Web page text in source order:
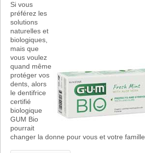
Si vous
préférez les
solutions
naturelles et
biologiques,
mais que
vous voulez
quand même
protéger vos
dents, alors
le dentifrice
certifié
biologique
GUM Bio
pourrait
changer la donne pour vous et votre famille.